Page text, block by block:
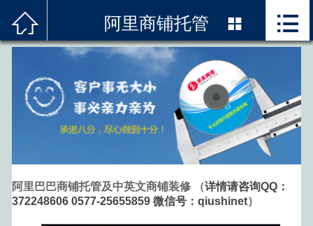
 首页
服务项目
精品案例
新闻资讯
 阿里商铺托管  
阿里巴巴商铺托管及中英文商铺装修 （详情请咨询QQ：
372248606 0577-25655859 微信号：qiushinet）